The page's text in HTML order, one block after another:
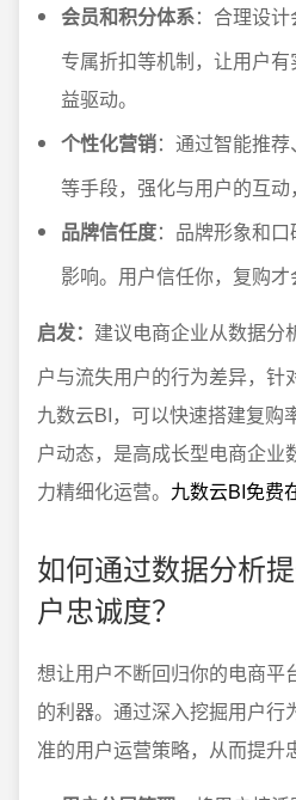
会员和积分体系：合理设计
专属折扣等机制，让用户
益驱动。
个性化营销：通过智能推
等手段，强化与用户的互动
品牌信任度：品牌形象和
影响。用户信任你，复购才
启发： 建议电商企业从数据分
户与流失用户的行为差异，针
九数云BI，可以快速搭建复购
户动态，是高成长型电商企业
力精细化运营。 九数云BI免费
如何通过数据分析
户忠诚度？
想让用户不断回归你的电商平
的利器。通过深入挖掘用户行
准的用户运营策略，从而提升